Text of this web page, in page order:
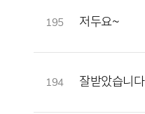
195 저두요~
194 잘받았습니다